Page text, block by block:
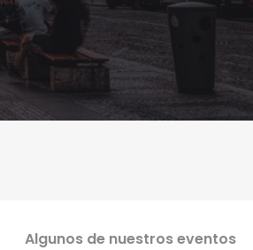
Algunos de nuestros eventos